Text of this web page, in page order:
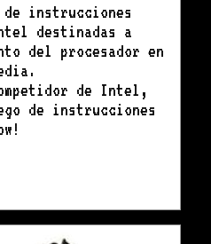
instrucciones
destinadas a
del procesador en
de Intel,
de instrucciones